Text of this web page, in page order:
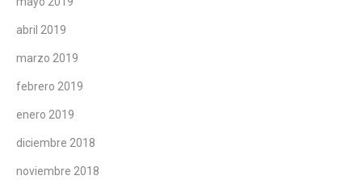
abril 2019
marzo 2019
febrero 2019
enero 2019
diciembre 2018
noviembre 2018